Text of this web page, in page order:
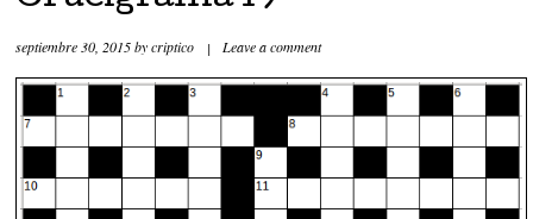
septiembre 30, 2015bycriptico | Leave a comment